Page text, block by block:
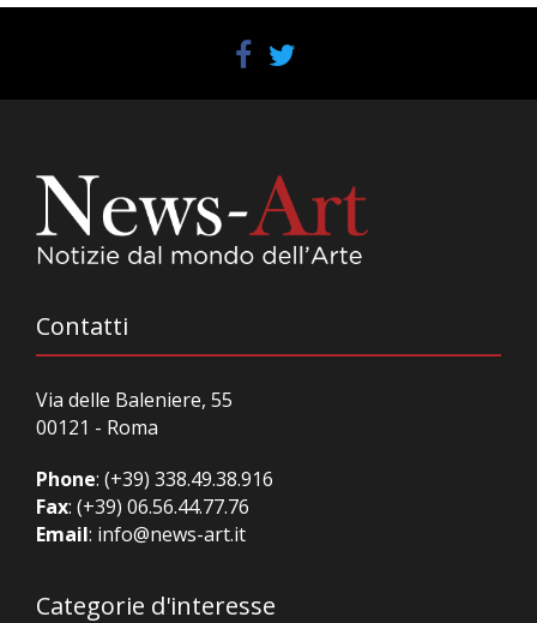
Contatti
Via delle Baleniere, 55
00121 - Roma
Phone: (+39) 338.49.38.916
Fax: (+39) 06.56.44.77.76
Email: info@news-art.it
Categorie d'interesse